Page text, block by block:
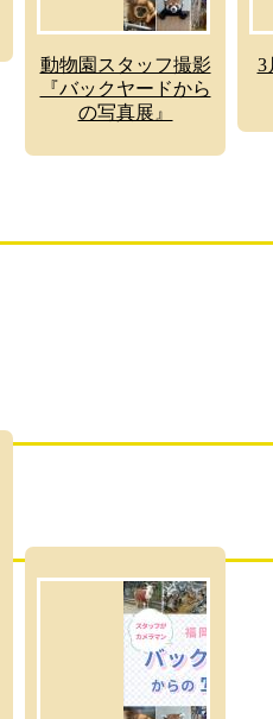
動物園スタッフ撮影
『バックヤードから
の写真展』
3